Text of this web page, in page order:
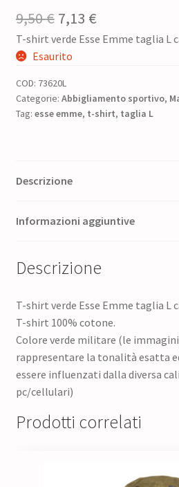
9,50€ Il
prezzo
originale
era:
9,50 €.
7,13 €Il
prezzo
7,13 €.
T-shirt verde Esse Emme taglia L
Esaurito
COD: 73620L
Categorie: Abbigliamento sportivo,
Tag: esse emme, t-shirt, taglia L
Descrizione
Informazioni aggiuntive
Descrizione
T-shirt verde Esse Emme taglia L
T-shirt 100% cotone.
Colore verde militare (le
rappresentare la tonalità esatta
essere influenzati dalla diversa
pc/cellulari)
Prodotti correlati